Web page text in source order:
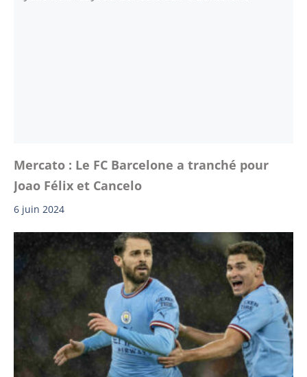
Mercato : Le FC Barcelone a tranché pour
Joao Félix et Cancelo
6 juin 2024